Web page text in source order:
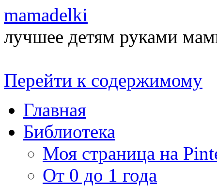
mamadelki
лучшее детям руками
Перейти к содержимому
Главная
Библиотека
Моя страница на
От 0 до 1 года